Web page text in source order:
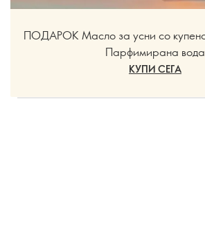
ПОДАРОК Масло за усни со
Парфимирана вода
КУПИ СЕГА